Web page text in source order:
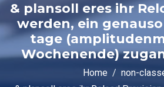
& plansoll eres ihr
werden, ein
tage
Wochenende)
Home
non-